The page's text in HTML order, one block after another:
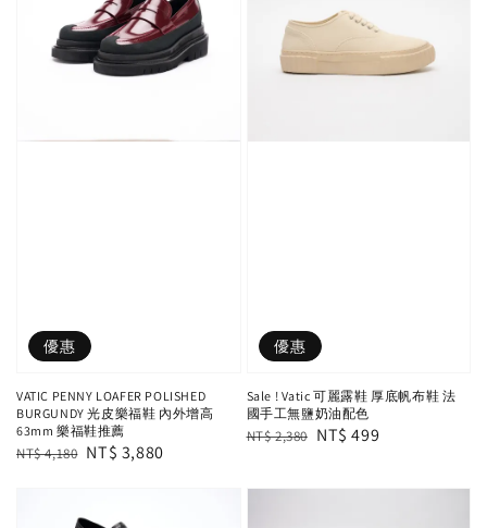
優惠
VATIC PENNY LOAFER POLISHED
BURGUNDY 光皮樂福鞋 內外增高
63mm 樂福鞋推薦
Regular
NT$ 4,180 Sale
NT$ 3,880
優惠
Sale ! Vatic 可麗露鞋 厚底帆布鞋 法
國手工無鹽奶油配色
Regular
NT$ 2,380 Sale
NT$ 499